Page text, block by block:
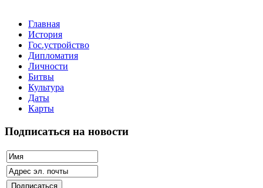
Главная
История
Гос.устройство
Дипломатия
Личности
Битвы
Культура
Даты
Карты
Подписаться на новости